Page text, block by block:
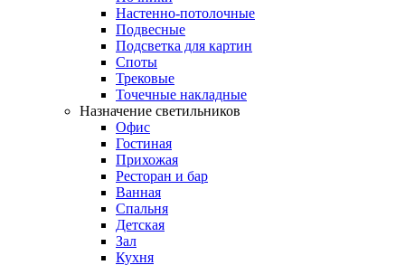
Настенно-потолочные
Подвесные
Подсветка для картин
Споты
Трековые
Точечные накладные
Назначение светильников
Офис
Гостиная
Прихожая
Ресторан и бар
Ванная
Спальня
Детская
Зал
Кухня